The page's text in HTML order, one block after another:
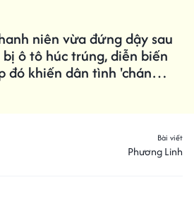
niên vừa đứng dậy sau
ô tô húc trúng, diễn biến
đó khiến dân tình 'chán
Bài viết
Phương Linh